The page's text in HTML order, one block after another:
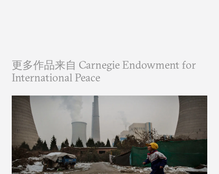
更多作品来自 Carnegie Endowment for
International Peace